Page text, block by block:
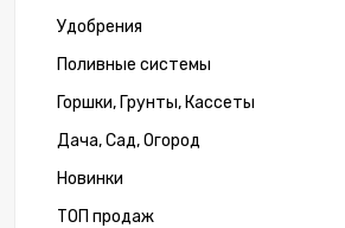
Удобрения
Поливные системы
Горшки, Грунты, Кассеты
Дача, Сад, Огород
Новинки
ТОП продаж